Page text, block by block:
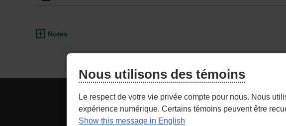
Notes
ACCÈS CONSEILLER NOUS JOINDRE
Nous utilisons des témoins
Le respect de votre vie privée compte pour nous. Nous
expérience numérique. Certains témoins peuvent être
Show this message in English